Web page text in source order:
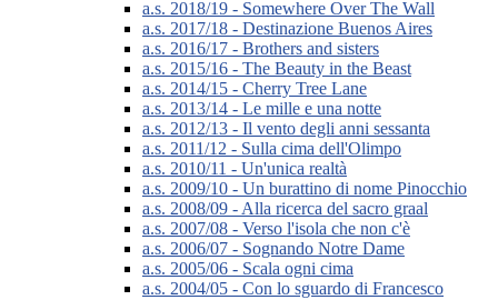
a.s. 2018/19 - Somewhere Over The Wall
a.s. 2017/18 - Destinazione Buenos Aires
a.s. 2016/17 - Brothers and sisters
a.s. 2015/16 - The Beauty in the Beast
a.s. 2014/15 - Cherry Tree Lane
a.s. 2013/14 - Le mille e una notte
a.s. 2012/13 - Il vento degli anni sessanta
a.s. 2011/12 - Sulla cima dell'Olimpo
a.s. 2010/11 - Un'unica realtà
a.s. 2009/10 - Un burattino di nome Pinocchio
a.s. 2008/09 - Alla ricerca del sacro graal
a.s. 2007/08 - Verso l'isola che non c'è
a.s. 2006/07 - Sognando Notre Dame
a.s. 2005/06 - Scala ogni cima
a.s. 2004/05 - Con lo sguardo di Francesco